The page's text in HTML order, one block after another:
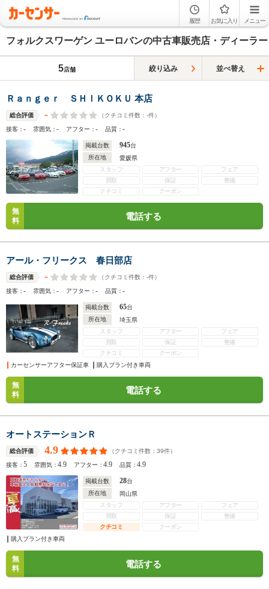
履歴 お気に入り メニュー
フォルクスワーゲン ユーロバンの中古車販売店・ディーラー
5店舗 絞り込み 並べ替え
Ｒａｎｇｅｒ ＳＨＩＫＯＫＵ 本店
総合評価 - （クチコミ件数： -件）
接客：- 雰囲気：- アフター：- 品質：-
掲載台数 945台
所在地
愛媛県
スタッフ
アフター
フェア
買取
保証
整備
クチコミ
クーポン
無
料
電話する
アール・フリークス 春日部店
総合評価 - （クチコミ件数： -件）
接客：- 雰囲気：- アフター：- 品質：-
掲載台数 65台
所在地
埼玉県
スタッフ
アフター
フェア
買取
保証
整備
クチコミ
クーポン
カーセンサーアフター保証車
購入プラン付き車両
無
料
電話する
オートステーションＲ
総合評価 4.9 （クチコミ件数： 39件）
接客：5 雰囲気：4.9 アフター：4.9 品質：4.9
掲載台数 28台
所在地
岡山県
スタッフ
アフター
フェア
買取
保証
整備
クチコミ
クーポン
購入プラン付き車両
無
料
電話する